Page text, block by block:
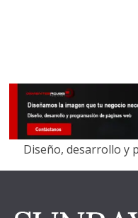
Diseño, desarrollo y